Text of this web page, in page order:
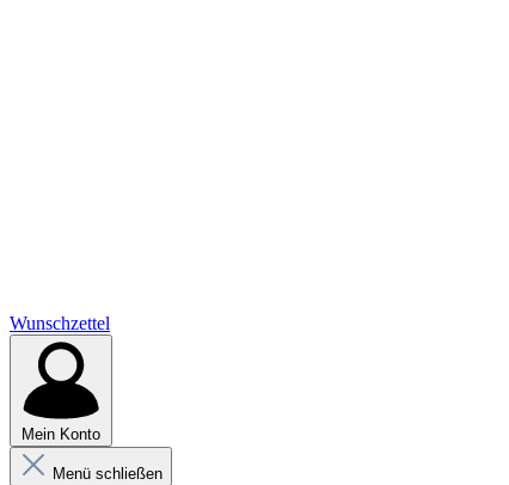
Wunschzettel
Mein Konto
Menü schließen